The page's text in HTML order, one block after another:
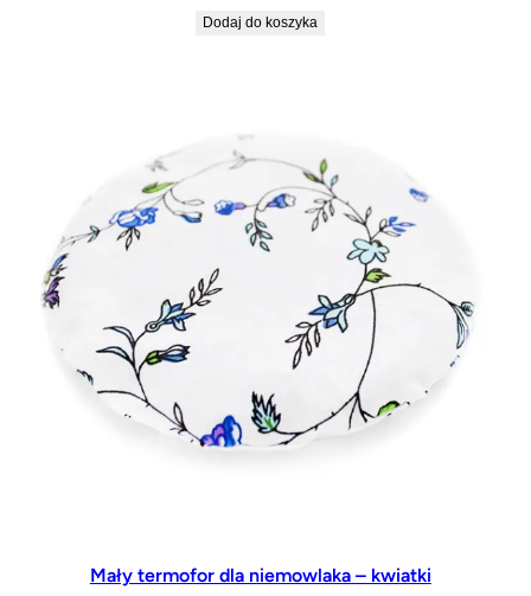
Dodaj do koszyka
Mały termofor dla niemowlaka – kwiatki